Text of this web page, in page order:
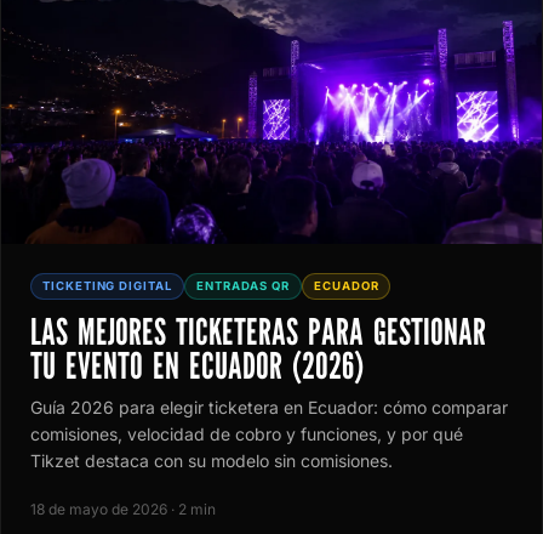
TICKETING DIGITAL ENTRADAS QR ECUADOR
LAS MEJORES TICKETERAS PARA GESTIONAR
TU EVENTO EN ECUADOR (2026)
Guía 2026 para elegir ticketera en Ecuador: cómo comparar
comisiones, velocidad de cobro y funciones, y por qué
Tikzet destaca con su modelo sin comisiones.
18 de mayo de 2026 · 2 min